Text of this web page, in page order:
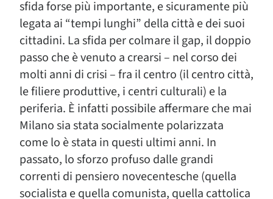
sfida forse più importante, e sicuramente più
legata ai “tempi lunghi” della città e dei suoi
cittadini. La sfida per colmare il gap, il doppio
passo che è venuto a crearsi – nel corso dei
molti anni di crisi – fra il centro (il centro città,
le filiere produttive, i centri culturali) e la
periferia. È infatti possibile affermare che mai
Milano sia stata socialmente polarizzata
come lo è stata in questi ultimi anni. In
passato, lo sforzo profuso dalle grandi
correnti di pensiero novecentesche (quella
socialista e quella comunista, quella cattolica